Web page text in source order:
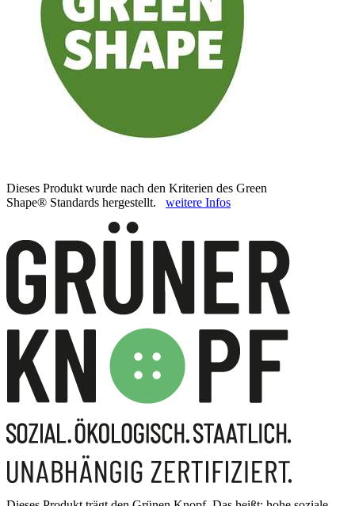
Dieses Produkt wurde nach den Kriterien des Green
Shape® Standards hergestellt. weitere Infos